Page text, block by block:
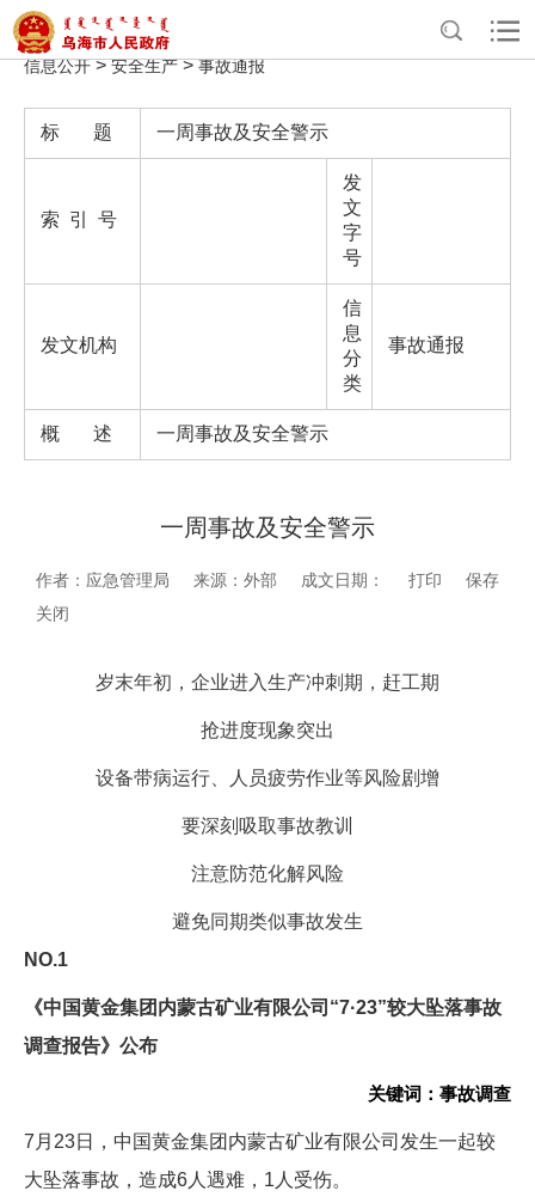
首页 >政务公开>政府信息公开
重点领域
信息公开>安全生产>事故通报
标 题 一周事故及安全警示
索 引 号
发
文
字
号
发文机构
信
息
分
类
事故通报
概 述 一周事故及安全警示
一周事故及安全警示
作者：应急管理局 来源：外部 成文日期： 打印
保存
关闭
岁末年初，企业进入生产冲刺期，赶工期
抢进度现象突出
设备带病运行、人员疲劳作业等风险剧增
要深刻吸取事故教训
注意防范化解风险
避免同期类似事故发生
NO.1
《中国黄金集团内蒙古矿业有限公司“7·23”较大坠落事故
调查报告》公布
关键词：事故调查
7月23日，中国黄金集团内蒙古矿业有限公司发生一起较
大坠落事故，造成6人遇难，1人受伤。